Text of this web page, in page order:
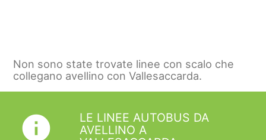
Non sono state trovate linee con scalo che
collegano avellino con Vallesaccarda.
info
LE LINEE AUTOBUS DA
AVELLINO A